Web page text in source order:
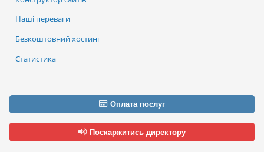
Наші переваги
Безкоштовний хостинг
Статистика
Оплата послуг
Поскаржитись директору